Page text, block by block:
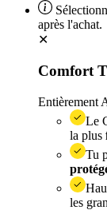
après l'achat.
✕
Comfort
Entièrement
Le
la plus
Tu
les